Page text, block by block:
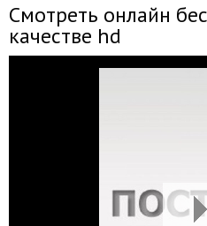
Смотреть онлайн
качестве hd